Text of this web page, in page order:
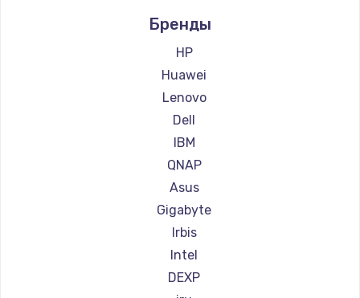
Бренды
HP
Huawei
Lenovo
Dell
IBM
QNAP
Asus
Gigabyte
Irbis
Intel
DEXP